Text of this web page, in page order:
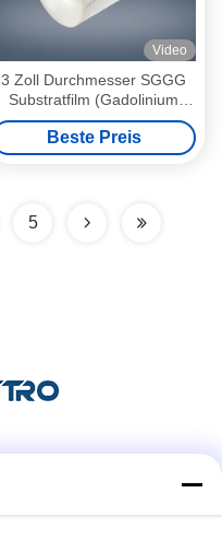
Video
3 Zoll Durchmesser SGGG
Substratfilm (Gadolinium
Gallium Garnet ersetzt)
Beste Preis
5